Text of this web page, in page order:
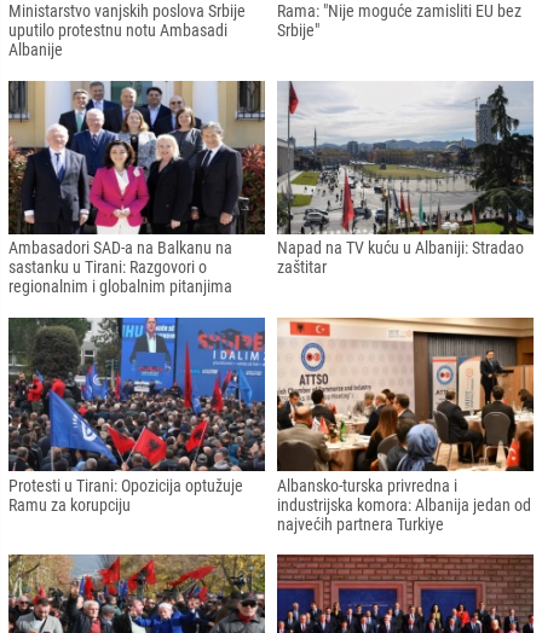
Ministarstvo vanjskih poslova Srbije
uputilo protestnu notu Ambasadi
Albanije
Rama: "Nije moguće zamisliti EU bez
Srbije"
Ambasadori SAD-a na Balkanu na
sastanku u Tirani: Razgovori o
regionalnim i globalnim pitanjima
Napad na TV kuću u Albaniji: Stradao
zaštitar
Protesti u Tirani: Opozicija optužuje
Ramu za korupciju
Albansko-turska privredna i
industrijska komora: Albanija jedan od
najvećih partnera Turkiye